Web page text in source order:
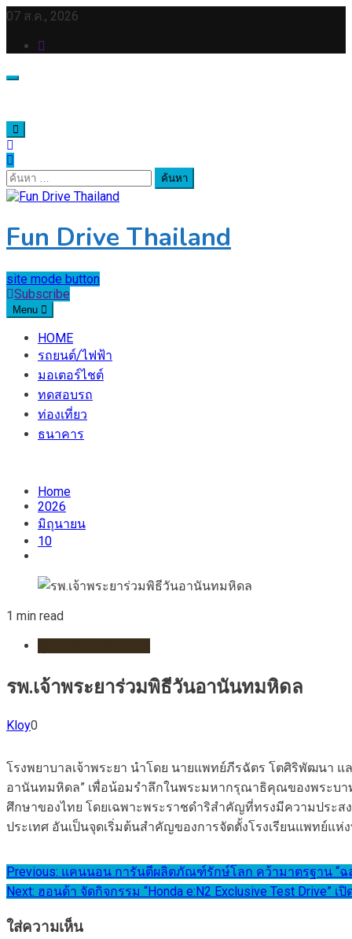
Skip
content
07 ส.ค., 2026
ค้นหา
สำหรับ:
Fun Drive Thailand
site mode button
Subscribe
Menu
HOME
รถยนต์/ไฟฟ้า
มอเตอร์ไชต์
ทดสอบรถ
ท่องเที่ยว
ธนาคาร
Home
2026
มิถุนายน
10
1 min read
รพ.เจ้าพระยาร่วมพิธีวันอานันทมหิดล
Kloy0
โรงพยาบาลเจ้าพระยา นำโดย นายแพทย์ภีรฉัตร โตศิริพัฒนา
อานันทมหิดล” เพื่อน้อมรำลึกในพระมหากรุณาธิคุณของพระบ
ศึกษาของไทย โดยเฉพาะพระราชดำริสำคัญที่ทรงมีความประ
ประเทศ อันเป็นจุดเริ่มต้นสำคัญของการจัดตั้งโรงเรียนแพทย์
แนะแนว
เรื่อง
Previous: แคนนอน การันตีผลิตภัณฑ์รักษ์โลก คว้ามาตรฐาน “ฉ
Next: ฮอนด้า จัดกิจกรรม “Honda e:N2 Exclusive Test
ใส่ความเห็น